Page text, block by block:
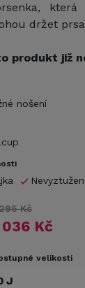
držet
produkt již
nošení
Kč
036 Kč
velikosti